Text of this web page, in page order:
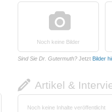
Noch keine Bilder
Sind Sie Dr. Gutermuth? Jetzt Bilder
Artikel &
Noch keine Inhalte veröffentlicht